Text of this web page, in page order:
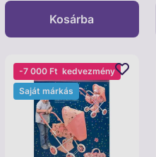
Kosárba
-7 000 Ft kedvezmény
Saját márkás